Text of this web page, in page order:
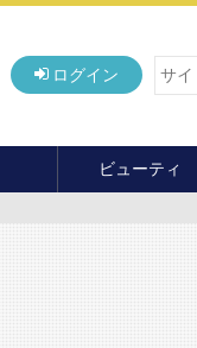
ログイン
ビューティ